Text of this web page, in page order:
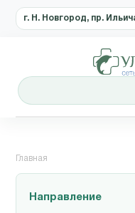
г. Н. Новгород, пр.
Главная
Направление